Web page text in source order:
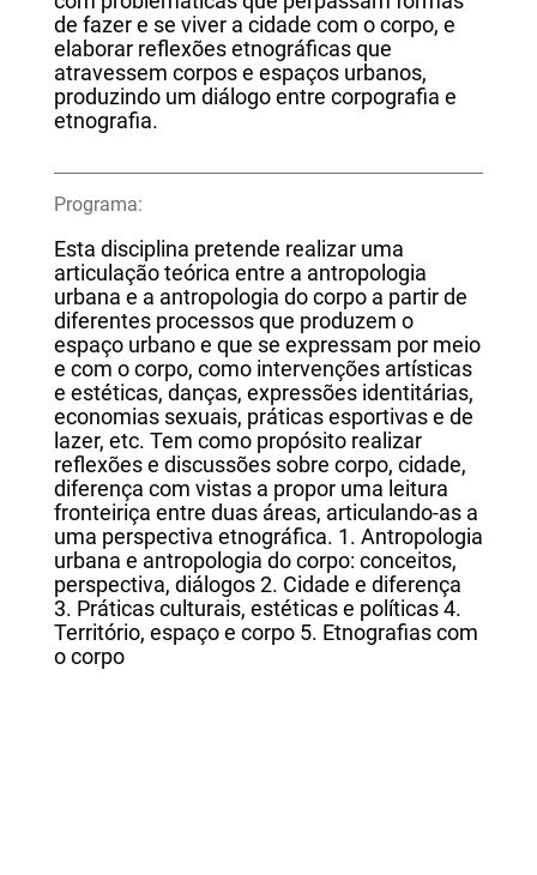
de fazer e se viver a cidade com o corpo, e
elaborar reflexões etnográficas que
atravessem corpos e espaços urbanos,
produzindo um diálogo entre corpografia e
etnografia.
Programa:
Esta disciplina pretende realizar uma
articulação teórica entre a antropologia
urbana e a antropologia do corpo a partir de
diferentes processos que produzem o
espaço urbano e que se expressam por meio
e com o corpo, como intervenções artísticas
e estéticas, danças, expressões identitárias,
economias sexuais, práticas esportivas e de
lazer, etc. Tem como propósito realizar
reflexões e discussões sobre corpo, cidade,
diferença com vistas a propor uma leitura
fronteiriça entre duas áreas, articulando-as a
uma perspectiva etnográfica. 1. Antropologia
urbana e antropologia do corpo: conceitos,
perspectiva, diálogos 2. Cidade e diferença
3. Práticas culturais, estéticas e políticas 4.
Território, espaço e corpo 5. Etnografias com
o corpo